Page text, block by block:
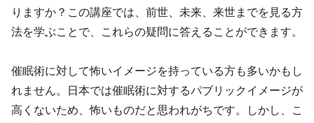
りますか？この講座では、前世、未来、来世までを見る方
法を学ぶことで、これらの疑問に答えることができます。
催眠術に対して怖いイメージを持っている方も多いかもし
れません。日本では催眠術に対するパブリックイメージが
高くないため、怖いものだと思われがちです。しかし、こ